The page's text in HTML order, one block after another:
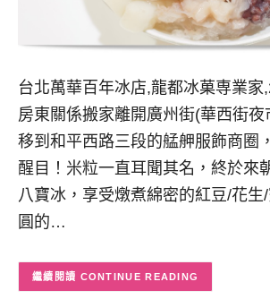
台北萬華百年冰店,龍都冰菓専業家
房東關係搬家離開廣州街(華西街夜
移到和平西路三段的艋舺服飾商圈
醒目！米粒一直耳聞其名，終於來
八寶冰，享受燉煮綿密的紅豆/花生
圓的…
CONTINUE READING